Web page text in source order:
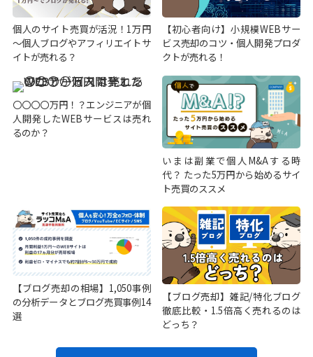
個人のサイト売買が活況！1万円
～個人ブログやアフィリエイトサ
イトが売れる？
【初心者向け】小規模WEBサー
ビス売却のコツ・個人開発プロダ
クトが売れる！
〇〇〇〇万円！？エンジニアが個
人開発したWEBサービスは売れ
るのか？
いまは副業で個人M&Aする時
代？ たった5万円から始めるサイ
ト売買のススメ
【ブログ売却の相場】1,050事例
の分析データとブログ売買事例14
選
【ブログ売却】雑記/特化ブログ
徹底比較・1.5倍高く売れるのは
どっち？